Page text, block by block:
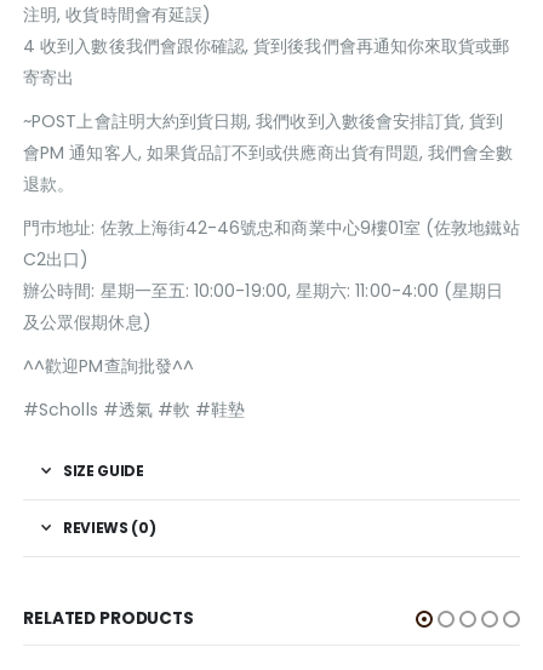
注明, 收貨時間會有延誤)
4 收到入數後我們會跟你確認, 貨到後我們會再通知你來取貨或郵
寄寄出
~POST上會註明大約到貨日期, 我們收到入數後會安排訂貨, 貨到
會PM 通知客人, 如果貨品訂不到或供應商出貨有問題, 我們會全數
退款。
門巿地址: 佐敦上海街42-46號忠和商業中心9樓01室 (佐敦地鐵站
C2出口)
辦公時間: 星期一至五: 10:00-19:00, 星期六: 11:00-4:00 (星期日
及公眾假期休息)
^^歡迎PM查詢批發^^
#Scholls #透氣 #軟 #鞋墊
SIZE GUIDE
REVIEWS (0)
RELATED PRODUCTS